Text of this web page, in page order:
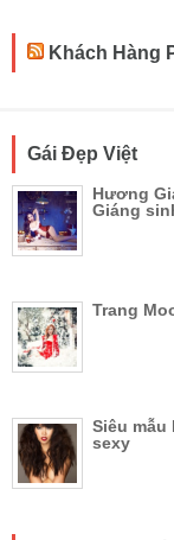
Khách Hàng
Gái Đẹp Việt
Hương
Giáng
Trang
Siêu mẫu
sexy